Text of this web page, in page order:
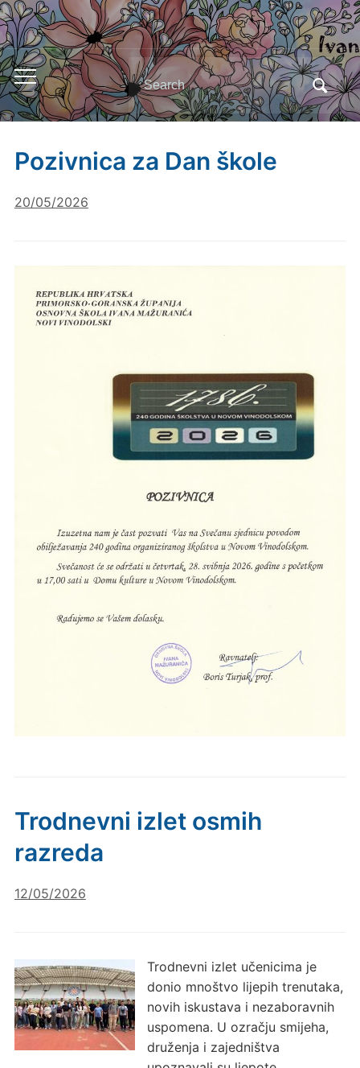
Toggle
mobile
menu
Search
for:
Pozivnica za Dan škole
20/05/2026
Trodnevni izlet osmih
razreda
12/05/2026
Trodnevni izlet učenicima je
donio mnoštvo lijepih trenutaka,
novih iskustava i nezaboravnih
uspomena. U ozračju smijeha,
druženja i zajedništva